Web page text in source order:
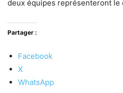
deux équipes représenteront le
Partager :
Facebook
X
WhatsApp